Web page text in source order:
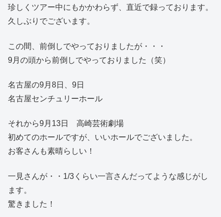
珍しくツアー中にもかかわらず、直近で録っております。
久しぶりでございます。
この間、前倒しでやっておりましたが・・・
9月の頭から前倒しでやっておりました（笑）
名古屋の9月8日、9日
名古屋センチュリーホール
それから9月13日 高崎芸術劇場
初めてのホールですが、いいホールでございました。
お客さんも素晴らしい！
一見さんが・・1/3くらい一言さんだってような感じがし
ます。
驚きました！